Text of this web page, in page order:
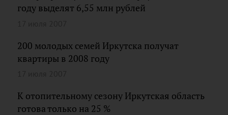
году выделят 6,55 млн рублей
200 молодых семей Иркутска получат
квартиры в 2008 году
К отопительному сезону Иркутская область
готова только на 25 %